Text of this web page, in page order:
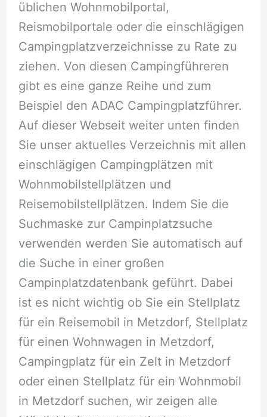
üblichen Wohnmobilportal,
Reismobilportale oder die einschlägigen
Campingplatzverzeichnisse zu Rate zu
ziehen. Von diesen Campingführeren
gibt es eine ganze Reihe und zum
Beispiel den ADAC Campingplatzführer.
Auf dieser Webseit weiter unten finden
Sie unser aktuelles Verzeichnis mit allen
einschlägigen Campingplätzen mit
Wohnmobilstellplätzen und
Reisemobilstellplätzen. Indem Sie die
Suchmaske zur Campinplatzsuche
verwenden werden Sie automatisch auf
die Suche in einer großen
Campinplatzdatenbank geführt. Dabei
ist es nicht wichtig ob Sie ein Stellplatz
für ein Reisemobil in Metzdorf, Stellplatz
für einen Wohnwagen in Metzdorf,
Campingplatz für ein Zelt in Metzdorf
oder einen Stellplatz für ein Wohnmobil
in Metzdorf suchen, wir zeigen alle